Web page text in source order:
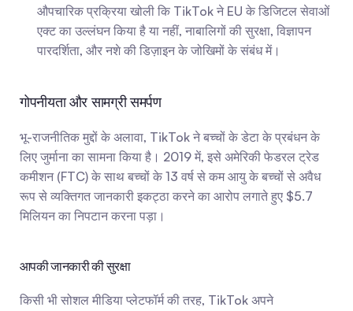
औपचारिक प्रक्रिया खोली कि TikTok ने EU के डिजिटल सेवाओं
एक्ट का उल्लंघन किया है या नहीं, नाबालिगों की सुरक्षा, विज्ञापन
पारदर्शिता, और नशे की डिज़ाइन के जोखिमों के संबंध में।
गोपनीयता और सामग्री समर्पण
भू-राजनीतिक मुद्दों के अलावा, TikTok ने बच्चों के डेटा के प्रबंधन के
लिए जुर्माना का सामना किया है। 2019 में, इसे अमेरिकी फेडरल ट्रेड
कमीशन (FTC) के साथ बच्चों के 13 वर्ष से कम आयु के बच्चों से अवैध
रूप से व्यक्तिगत जानकारी इकट्ठा करने का आरोप लगाते हुए $5.7
मिलियन का निपटान करना पड़ा।
आपकी जानकारी की सुरक्षा
किसी भी सोशल मीडिया प्लेटफॉर्म की तरह, TikTok अपने